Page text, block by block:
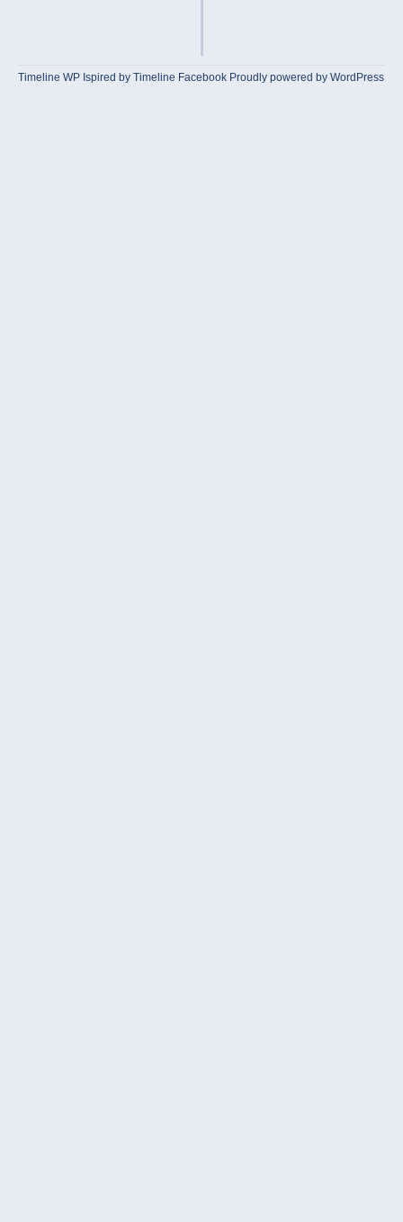
Timeline WP Ispired byTimeline Facebook Proudly powered by WordPress